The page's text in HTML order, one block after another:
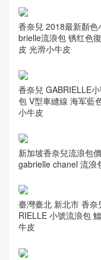
香奈兒 2018最新顏色
brielle流浪包 锈红色
皮 光滑小牛皮
香奈兒 GABRIELLE
包 V型車縫線 海军藍
小牛皮
新加坡香奈兒流浪包
gabrielle chanel 流浪
臺灣臺北 新北市 香奈
RIELLE 小號流浪包
牛皮